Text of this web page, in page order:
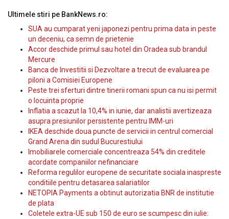
Ultimele stiri pe BankNews.ro:
SUA au cumparat yeni japonezi pentru prima data in peste
un deceniu, ca semn de prietenie
Accor deschide primul sau hotel din Oradea sub brandul
Mercure
Banca de Investitii si Dezvoltare a trecut de evaluarea pe
piloni a Comisiei Europene
Peste trei sferturi dintre tinerii romani spun ca nu isi permit
o locuinta proprie
Inflatia a scazut la 10,4% in iunie, dar analistii avertizeaza
asupra presiunilor persistente pentru IMM-uri
IKEA deschide doua puncte de servicii in centrul comercial
Grand Arena din sudul Bucurestiului
Imobiliarele comerciale concentreaza 54% din creditele
acordate companiilor nefinanciare
Reforma regulilor europene de securitate sociala inaspreste
conditiile pentru detasarea salariatilor
NETOPIA Payments a obtinut autorizatia BNR de institutie
de plata
Coletele extra-UE sub 150 de euro se scumpesc din iulie: